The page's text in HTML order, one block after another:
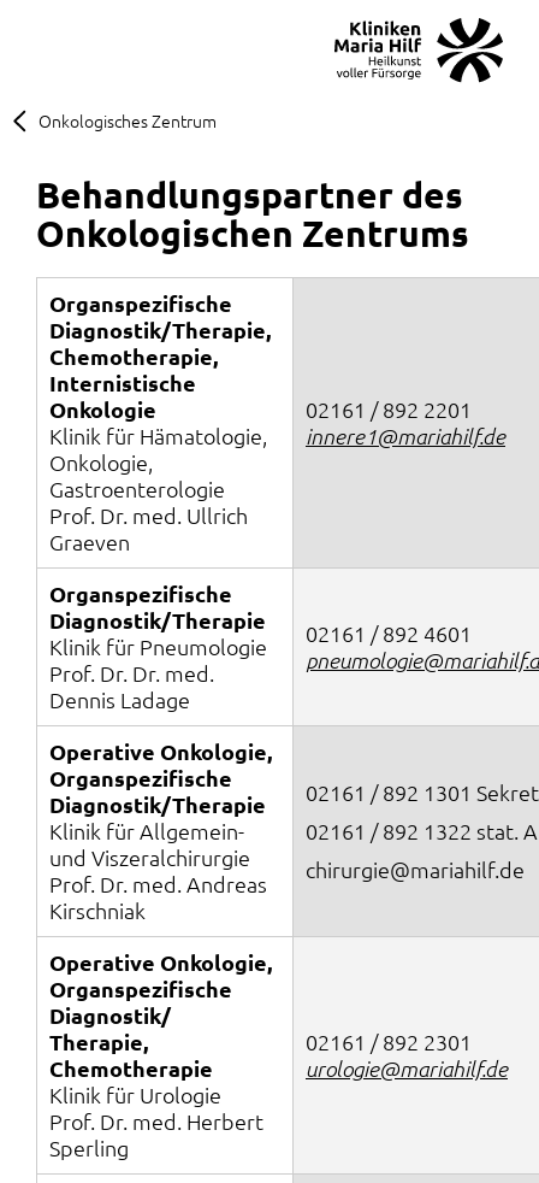
Onkologisches Zentrum
Behandlungspartner des
Onkologischen Zentrums
Organspezifische
Diagnostik/Therapie,
Chemotherapie,
Internistische
Onkologie
Klinik für Hämatologie,
Onkologie,
Gastroenterologie
Prof. Dr. med. Ullrich
Graeven
02161 / 892 2201
innere1@mariahilf.de
Organspezifische
Diagnostik/Therapie
Klinik für Pneumologie
Prof. Dr. Dr. med.
Dennis Ladage
02161 / 892 4601
Operative Onkologie,
Organspezifische
Diagnostik/Therapie
Klinik für Allgemein-
und Viszeralchirurgie
Prof. Dr. med. Andreas
Kirschniak
02161 / 892 1301
02161 / 892 1322 stat.
chirurgie@mariahilf.de
Operative Onkologie,
Organspezifische
Diagnostik/
Therapie,
Chemotherapie
Klinik für Urologie
Prof. Dr. med. Herbert
Sperling
02161 / 892 2301
urologie@mariahilf.de